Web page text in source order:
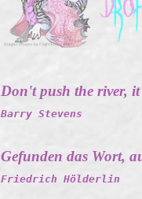
Don't push the river,
Barry Stevens
Gefunden das Wort,
Friedrich Hölderlin